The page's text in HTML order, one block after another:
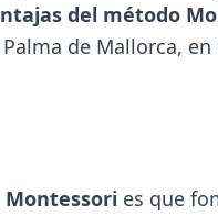
del método
de Mallorca,
es que